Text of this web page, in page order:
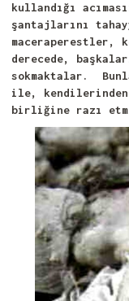
kullandığı
şantajlarını
maceraperestler,
derecede,
sokmaktalar.
ile, kendilerinden
birliğine razı